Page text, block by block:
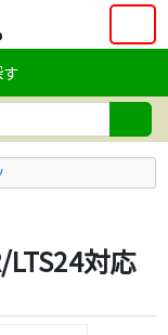
LTS24対応